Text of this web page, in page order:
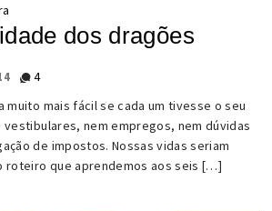
dos dragões
4
muito mais fácil se cada um tivesse o seu
vestibulares, nem empregos, nem dúvidas
de impostos. Nossas vidas seriam
roteiro que aprendemos aos seis […]